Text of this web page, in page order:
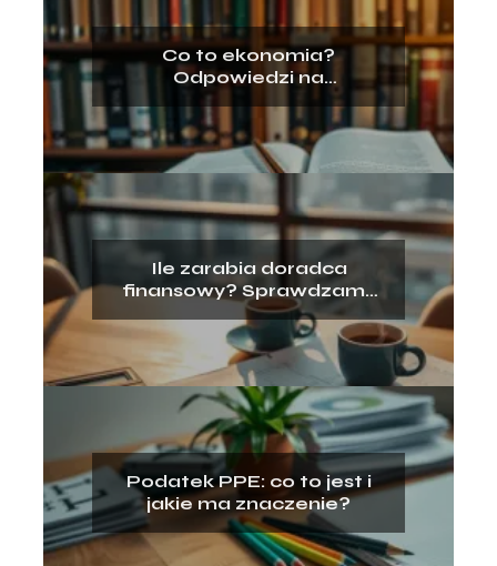
Co to ekonomia?
Odpowiedzi na
najważniejsze pytania
Ile zarabia doradca
finansowy? Sprawdzamy
fakty i mity!
Podatek PPE: co to jest i
jakie ma znaczenie?